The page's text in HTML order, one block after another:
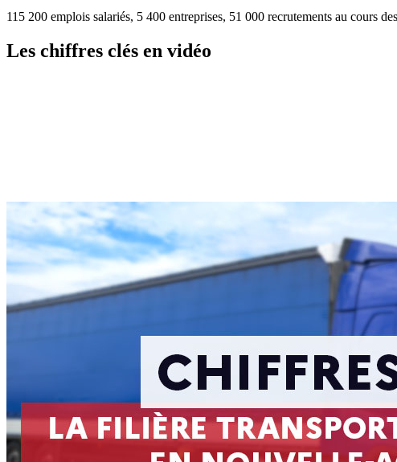
115 200 emplois salariés, 5 400 entreprises, 51 000 recrutements au cours
Les chiffres clés en vidéo